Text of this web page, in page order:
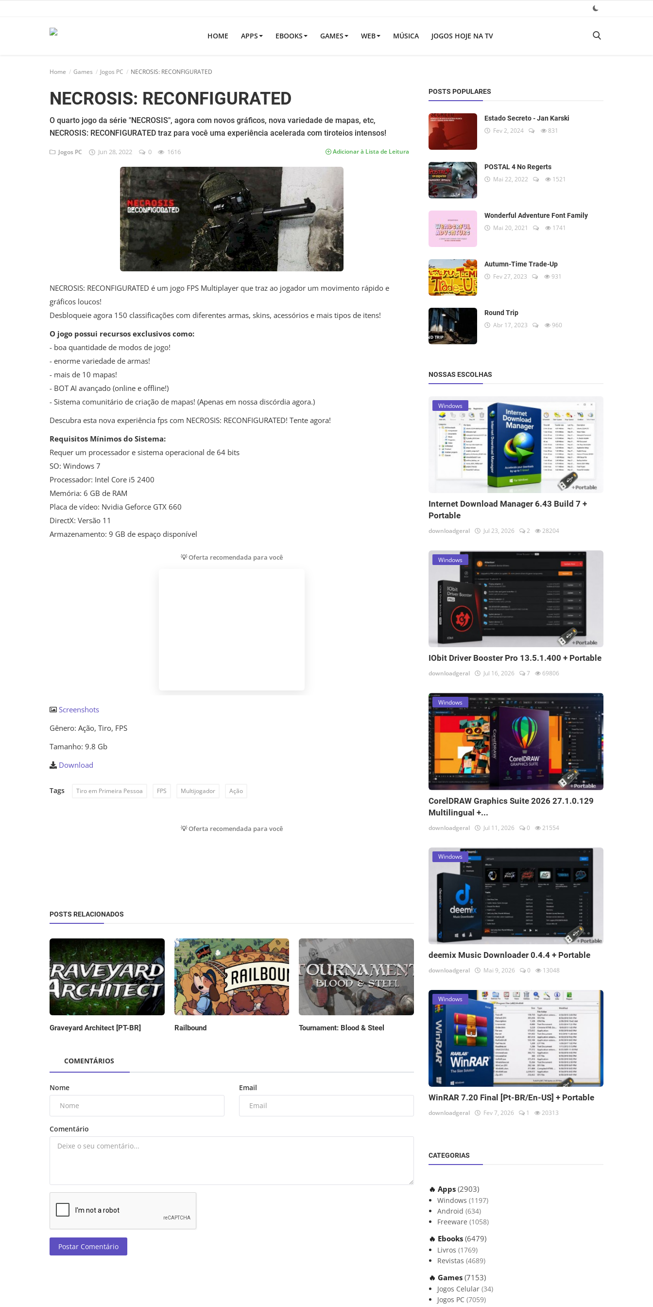
HOME APPS EBOOKS GAMES WEB MÚSICA JOGOS HOJE NA TV
Home Games Jogos PC NECROSIS: RECONFIGURATED
NECROSIS: RECONFIGURATED
O quarto jogo da série "NECROSIS", agora com novos gráficos, nova variedade de mapas, etc,
NECROSIS: RECONFIGURATED traz para você uma experiência acelerada com tiroteios intensos!
Jogos PC Jun 28, 2022 0 1616 Adicionar à Lista de Leitura
NECROSIS: RECONFIGURATED é um jogo FPS Multiplayer que traz ao jogador um movimento rápido e
gráficos loucos!
Desbloqueie agora 150 classificações com diferentes armas, skins, acessórios e mais tipos de itens!
O jogo possui recursos exclusivos como:
- boa quantidade de modos de jogo!
- enorme variedade de armas!
- mais de 10 mapas!
- BOT AI avançado (online e offline!)
- Sistema comunitário de criação de mapas! (Apenas em nossa discórdia agora.)
Descubra esta nova experiência fps com NECROSIS: RECONFIGURATED! Tente agora!
Requisitos Mínimos do Sistema:
Requer um processador e sistema operacional de 64 bits
SO: Windows 7
Processador: Intel Core i5 2400
Memória: 6 GB de RAM
Placa de vídeo: Nvidia Geforce GTX 660
DirectX: Versão 11
Armazenamento: 9 GB de espaço disponível
💡 Oferta recomendada para você
Screenshots
Gênero: Ação, Tiro, FPS
Tamanho: 9.8 Gb
Download
Tags Tiro em Primeira Pessoa FPS Multijogador Ação
💡 Oferta recomendada para você
POSTS RELACIONADOS
Graveyard Architect [PT-BR] Railbound Tournament: Blood & Steel
COMENTÁRIOS
Nome Email
Comentário
Postar Comentário
POSTS POPULARES
Estado Secreto - Jan Karski
Fev 2, 2024 831
POSTAL 4 No Regerts
Mai 22, 2022 1521
Wonderful Adventure Font Family
Mai 20, 2021 1741
Autumn-Time Trade-Up
Fev 27, 2023 931
Round Trip
Abr 17, 2023 960
NOSSAS ESCOLHAS
Windows
Internet Download Manager 6.43 Build 7 +
Portable
downloadgeral Jul 23, 2026 2 28204
Windows
IObit Driver Booster Pro 13.5.1.400 + Portable
downloadgeral Jul 16, 2026 7 69806
Windows
CorelDRAW Graphics Suite 2026 27.1.0.129
Multilingual +...
downloadgeral Jul 11, 2026 0 21554
Windows
deemix Music Downloader 0.4.4 + Portable
downloadgeral Mai 9, 2026 0 13048
Windows
WinRAR 7.20 Final [Pt-BR/En-US] + Portable
downloadgeral Fev 7, 2026 1 20313
CATEGORIAS
🔥 Apps (2903)
Windows (1197)
Android (634)
Freeware (1058)
🔥 Ebooks (6479)
Livros (1769)
Revistas (4689)
🔥 Games (7153)
Jogos Celular (34)
Jogos PC (7059)